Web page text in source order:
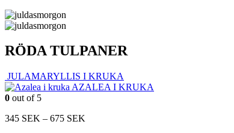
RÖDA TULPANER
JULAMARYLLIS I KRUKA
AZALEA I KRUKA
0 out of 5
345 SEK – 675 SEK